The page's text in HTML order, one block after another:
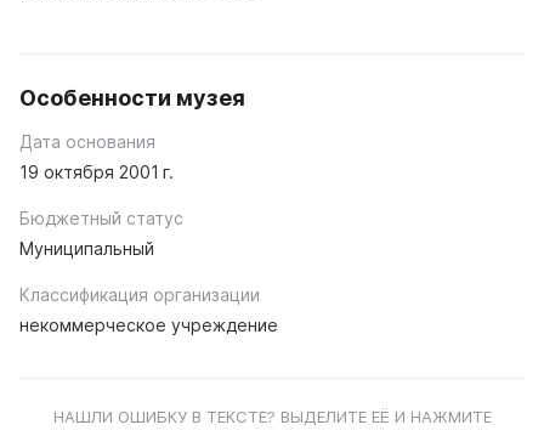
Особенности музея
Дата основания
19 октября 2001 г.
Бюджетный статус
Муниципальный
Классификация организации
некоммерческое учреждение
НАШЛИ ОШИБКУ В ТЕКСТЕ? ВЫДЕЛИТЕ ЕЁ И НАЖМИТЕ